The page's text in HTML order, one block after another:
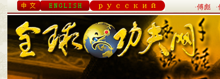
·傅彪